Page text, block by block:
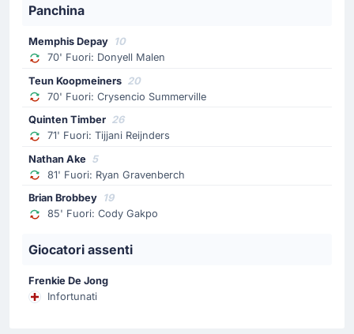
infortunato Takefusa Kubo.
Sostituzione
Takehiro Tomiyasu
Hajime Moriyasu realizza il suo terzo cambio con
Takehiro Tomiyasu che rimpiazza Tsuyoshi Watanabe.
75'
Sostituzione
Ritsu Doan
Yukinari Sugawara
Yukinari Sugawara che rimpiazza Ritsu Doan.
Sostituzione
Panchina
Memphis Depay 10
70' Fuori: Donyell Malen
Teun Koopmeiners 20
70' Fuori: Crysencio Summerville
Quinten Timber 26
71' Fuori: Tijjani Reijnders
Nathan Ake 5
81' Fuori: Ryan Gravenberch
Brian Brobbey 19
85' Fuori: Cody Gakpo
Giocatori assenti
Frenkie De Jong
Infortunati